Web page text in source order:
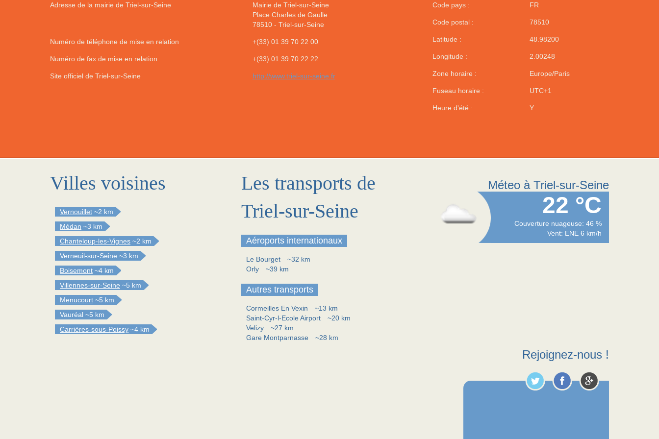
Adresse de la mairie de Triel-sur-Seine
Mairie de Triel-sur-Seine
Place Charles de Gaulle
78510- Triel-sur-Seine
Numéro de téléphone de mise en relation +(33) 01 39 70 22 00
Numéro de fax de mise en relation +(33) 01 39 70 22 22
Site officiel de Triel-sur-Seine http://www.triel-sur-seine.fr
Code pays : FR
Code postal : 78510
Latitude : 48.98200
Longitude : 2.00248
Zone horaire : Europe/Paris
Fuseau horaire : UTC+1
Heure d'été : Y
Villes voisines
Vernouillet ~2 km
Médan ~3 km
Chanteloup-les-Vignes ~2 km
Verneuil-sur-Seine ~3 km
Boisemont ~4 km
Villennes-sur-Seine ~5 km
Menucourt ~5 km
Vauréal ~5 km
Carrières-sous-Poissy ~4 km
Les transports de
Triel-sur-Seine
Aéroports internationaux
Le Bourget
~32 km
Orly
~39 km
Autres transports
Cormeilles En Vexin
~13 km
Saint-Cyr-l-Ecole Airport
~20 km
Velizy
~27 km
Gare Montparnasse
~28 km
Méteo à Triel-sur-Seine
22 °C
Couverture nuageuse: 46 %
Vent: ENE 6 km/h
Rejoignez-nous !